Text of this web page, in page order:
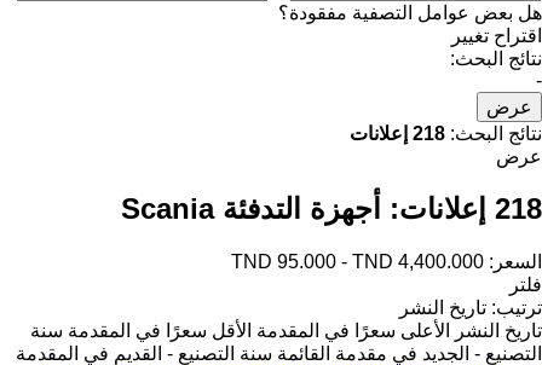
هل بعض عوامل التصفية مفقودة؟
اقتراح تغيير
نتائج البحث:
-
عرض
نتائج البحث: 218 إعلانات
عرض
218 إعلانات: أجهزة التدفئة Scania
السعر: TND 95.000 - TND 4,400.000
فلتر
ترتيب: تاريخ النشر
تاريخ النشر
الأعلى سعرًا في المقدمة الأقل سعرًا في المقدمة سنة
التصنيع - الجديد في مقدمة القائمة سنة التصنيع - القديم في المقدمة